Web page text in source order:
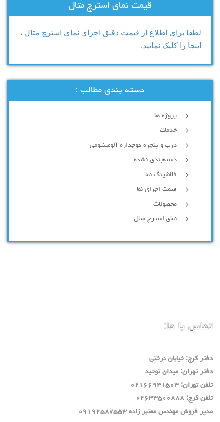
قیمت نمای استرچ متال
لطفا برای اطلاع از قیمت دقیق اجرای نمای استرچ متال ،
اینجا را کلیک نمایید.
دسته بندی مطالب :
پروژه ها
خدمات
درب و پنجره دوجداره آلومینیومی
دسته‌بندی نشده
فلاشینگ نما
قیمت اجرای نما
محصولات
نمای استرچ متال
تماس با ما:
دفتر كرج: خيابان درختي
دفتر تهران: ميدان توحيد
تلفن تهران: ٠٢١٦٦٩٤١٥٠٣
تلفن كرج: ٠٢٦٣٣٥٠٠٨٨٨
مدير فروش مهندس معتبر زاده ٠٩١٩٢٥٨٧٥٥٣